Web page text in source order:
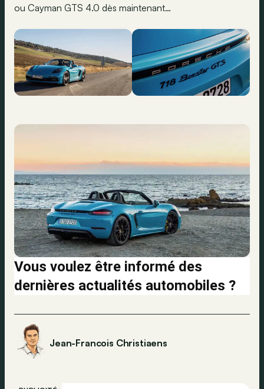
ou Cayman GTS 4.0 dès maintenant…
Vous voulez être informé des
dernières actualités automobiles ?
Jean-Francois Christiaens